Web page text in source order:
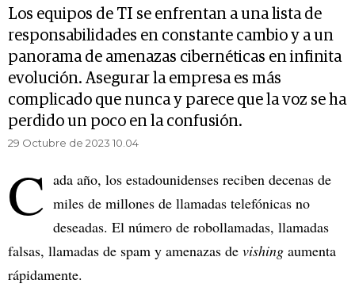
Los equipos de TI se enfrentan a una lista de
responsabilidades en constante cambio y a un
panorama de amenazas cibernéticas en infinita
evolución. Asegurar la empresa es más
complicado que nunca y parece que la voz se ha
perdido un poco en la confusión.
29 Octubre de 2023 10.04
C ada año, los estadounidenses reciben decenas de
miles de millones de llamadas telefónicas no
deseadas. El número de robollamadas, llamadas
falsas, llamadas de spam y amenazas de vishing aumenta
rápidamente.